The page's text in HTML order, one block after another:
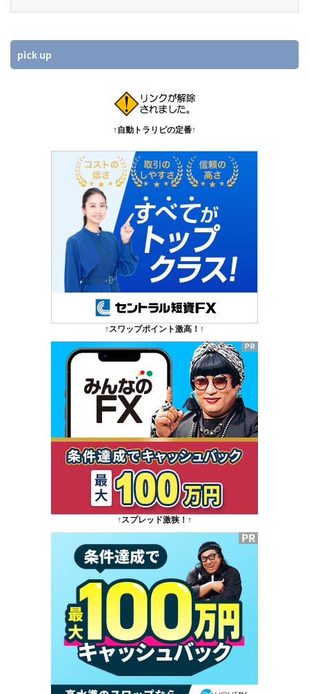
pick up
↑自動トラリピの定番↑
↑スワップポイント激高！↑
↑スプレッド激狭！↑